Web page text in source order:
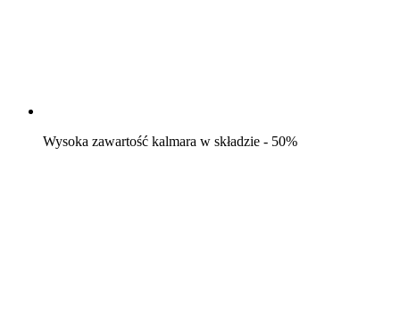
Wysoka zawartość kalmara w składzie - 50%